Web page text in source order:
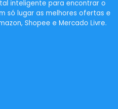
inteligente para encontrar o
só lugar as melhores ofertas e
Shopee e Mercado Livre.